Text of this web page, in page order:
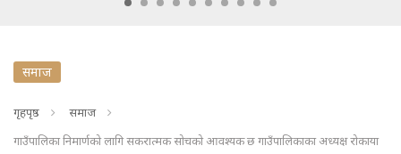
समाज
गृहपृष्ठ
समाज
गाउँपालिका निमार्णको लागि सकरात्मक सोचको आवश्यक छ गाउँपालिकाका अध्यक्ष रोकाया